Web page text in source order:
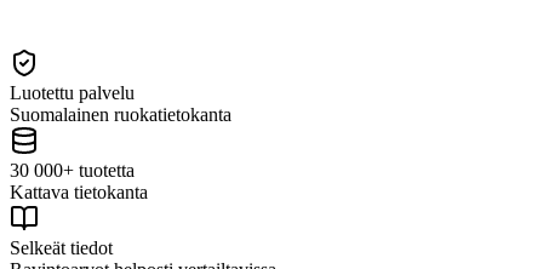
Luotettu palvelu
Suomalainen ruokatietokanta
30 000+ tuotetta
Kattava tietokanta
Selkeät tiedot